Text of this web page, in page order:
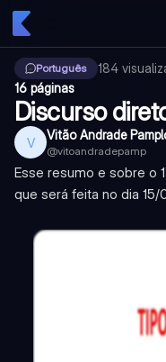
Português 184
16 páginas
Discurso
V Vitão Andrade
@vitoandradepamp
Esse resumo e sobre o
que será feita no dia 15/